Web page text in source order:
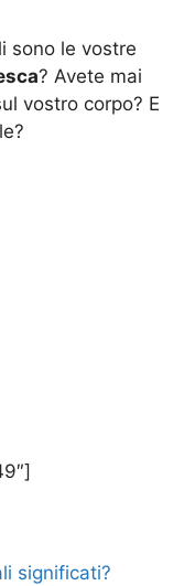
sono le vostre
? Avete mai
vostro corpo? E
significati?